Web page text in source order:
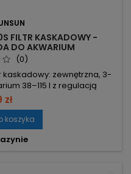
FILTR KASKADOWY -
DO AKWARIUM
(0)
kaskadowy: zewnętrzna, 3-
38–115 l z regulacją
Moc 6W – niskie
Przepływ 160–500 l/h –
38–115 l, gwarancja
gąbka, kulki bio-
zł
koszyka